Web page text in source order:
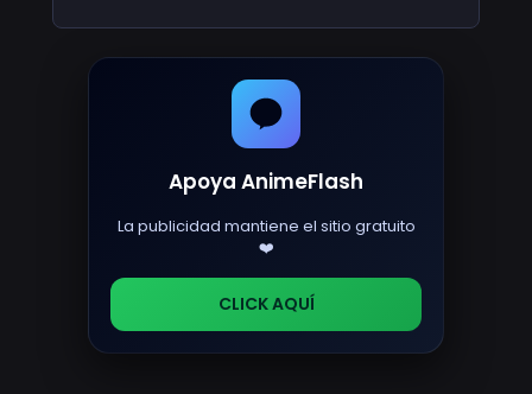
Apoya AnimeFlash
La publicidad mantiene el sitio gratuito
❤️
CLICK AQUÍ